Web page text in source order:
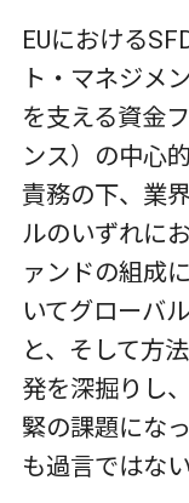
EUにおける
ト・マネジメ
を支える資金
ンス）の中心
責務の下、業
ルのいずれに
ァンドの組成
いてグローバ
と、そして方
発を深掘りし
緊の課題にな
も過言ではない